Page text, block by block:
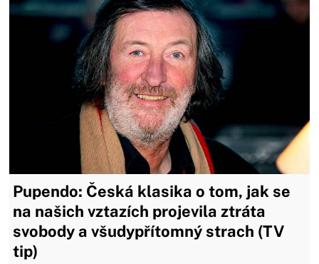
Pupendo: Česká klasika o tom, jak se
na našich vztazích projevila ztráta
svobody a všudypřítomný strach (TV
tip)